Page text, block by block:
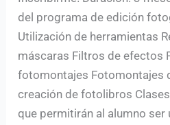
del programa de edición
Utilización de herramientas
máscaras Filtros de efectos
fotomontajes Fotomontajes
creación de fotolibros
que permitirán al alumno ser